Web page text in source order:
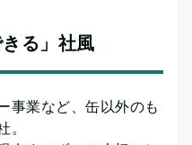
る」社風
事業など、缶以外のも